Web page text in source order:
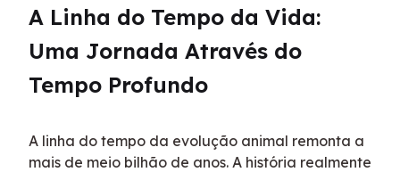
A Linha do Tempo da Vida:
Uma Jornada Através do
Tempo Profundo
A linha do tempo da evolução animal remonta a
mais de meio bilhão de anos. A história realmente